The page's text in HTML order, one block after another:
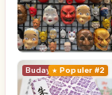
Budaya Tradisional
Populer #2